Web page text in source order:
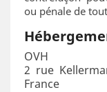
ou pénale de
OVH
2 rue
France